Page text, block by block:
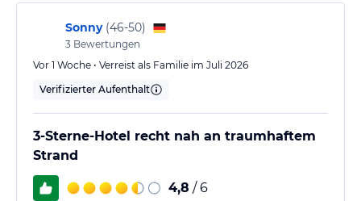
Sonny (46-50)
3 Bewertungen
Vor 1 Woche • Verreist als Familie im Juli 2026
Verifizierter Aufenthalt
3-Sterne-Hotel recht nah an traumhaftem
Strand
4,8 / 6